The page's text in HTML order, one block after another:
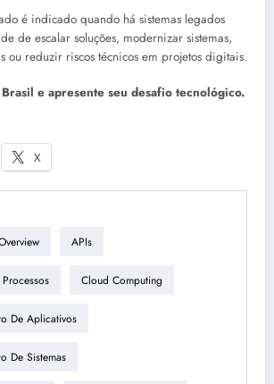
é indicado quando há sistemas legados
de escalar soluções, modernizar sistemas,
ou reduzir riscos técnicos em projetos digitais.
e apresente seu desafio tecnológico.
X
APIs
Cloud Computing
De Aplicativos
De Sistemas